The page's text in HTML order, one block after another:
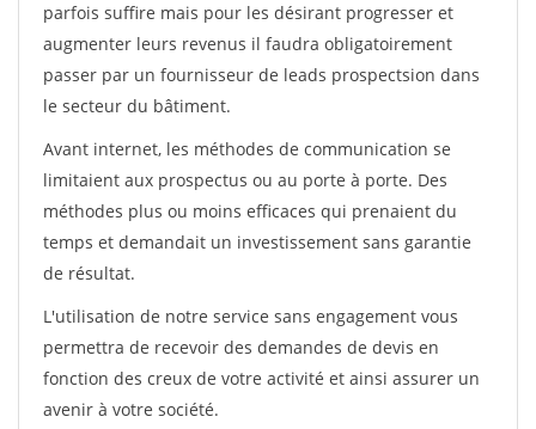
parfois suffire mais pour les désirant progresser et
augmenter leurs revenus il faudra obligatoirement
passer par un fournisseur de leads prospectsion dans
le secteur du bâtiment.
Avant internet, les méthodes de communication se
limitaient aux prospectus ou au porte à porte. Des
méthodes plus ou moins efficaces qui prenaient du
temps et demandait un investissement sans garantie
de résultat.
L'utilisation de notre service sans engagement vous
permettra de recevoir des demandes de devis en
fonction des creux de votre activité et ainsi assurer un
avenir à votre société.